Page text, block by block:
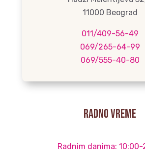
11000 Beograd
011/409-56-49
069/265-64-99
069/555-40-80
radno vreme
Radnim danima: 10:00-